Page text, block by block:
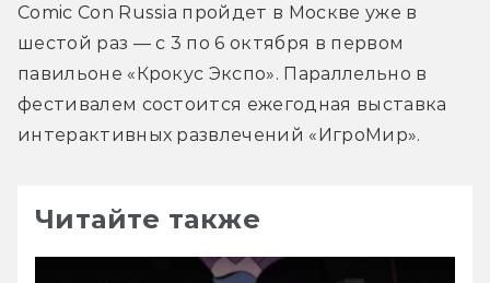
Comic Con Russia пройдет в Москве уже в
шестой раз — с 3 по 6 октября в первом
павильоне «Крокус Экспо». Параллельно в
фестивалем состоится ежегодная выставка
интерактивных развлечений «ИгроМир».
Читайте также